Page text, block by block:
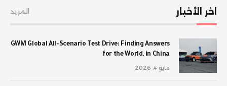
اخر الأخبار المزيد
GWM Global All-Scenario Test Drive: Finding Answers
for the World, in China
مايو 4, 2026